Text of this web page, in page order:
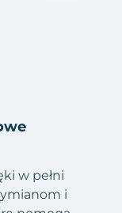
w pełni
i